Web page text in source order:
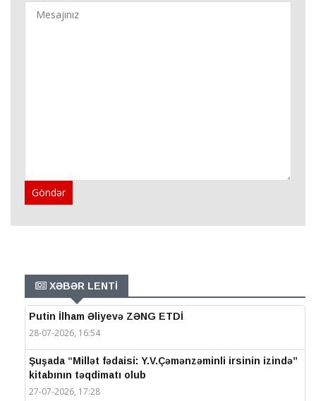
Göndər
XƏBƏR LENTİ
Putin İlham Əliyevə ZƏNG ETDİ
28-07-2026, 16:54
Şuşada “Millət fədaisi: Y.V.Çəmənzəminli irsinin izində”
kitabının təqdimatı olub
27-07-2026, 17:28